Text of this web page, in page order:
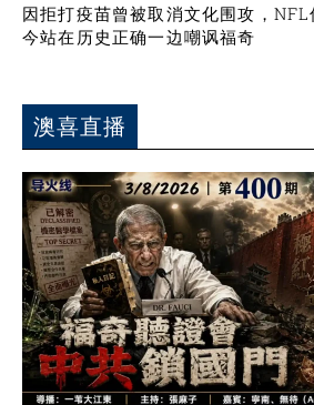
因拒打疫苗曾被取消文化围攻，
今站在历史正确一边嘲讽福奇
澳喜直播